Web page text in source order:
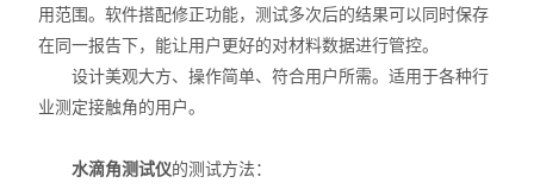
扫描探针显微镜/原子力
激光粒度仪、纳米粒度仪
低温恒温器
用范围。软件搭配修正功能，测试多次后的结果可以同时保存
在同一报告下，能让用户更好的对材料数据进行管控。
设计美观大方、操作简单、符合用户所需。适用于各种行
业测定接触角的用户。
水滴角测试仪的测试方法：